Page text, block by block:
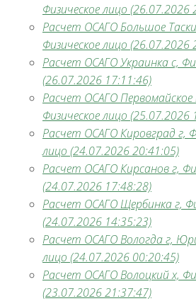
Физическое лицо (26.07.2026
Расчет ОСАГО Большое
Физическое лицо (26.07.2026
Расчет ОСАГО Украинка с,
(26.07.2026 17:11:46)
Расчет ОСАГО Первомайское
Физическое лицо (25.07.2026
Расчет ОСАГО Кировград г,
лицо (24.07.2026 20:41:05)
Расчет ОСАГО Кирсанов г,
(24.07.2026 17:48:28)
Расчет ОСАГО Щербинка г,
(24.07.2026 14:35:23)
Расчет ОСАГО Вологда г,
лицо (24.07.2026 00:20:45)
Расчет ОСАГО Волоцкий х,
(23.07.2026 21:37:47)